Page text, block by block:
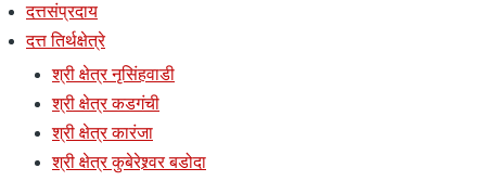
दत्तसंप्रदाय
दत्त तिर्थक्षेत्रे
श्री क्षेत्र नृसिंहवाडी
श्री क्षेत्र कडगंची
श्री क्षेत्र कारंजा
श्री क्षेत्र कुबेरेश्र्वर बडोदा